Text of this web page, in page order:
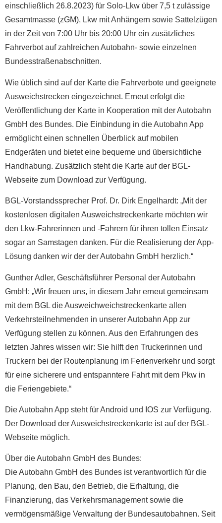
einschließlich 26.8.2023) für Solo-Lkw über 7,5 t zulässige
Gesamtmasse (zGM), Lkw mit Anhängern sowie Sattelzügen
in der Zeit von 7:00 Uhr bis 20:00 Uhr ein zusätzliches
Fahrverbot auf zahlreichen Autobahn- sowie einzelnen
Bundesstraßenabschnitten.
Wie üblich sind auf der Karte die Fahrverbote und geeignete
Ausweichstrecken eingezeichnet. Erneut erfolgt die
Veröffentlichung der Karte in Kooperation mit der Autobahn
GmbH des Bundes. Die Einbindung in die Autobahn App
ermöglicht einen schnellen Überblick auf mobilen
Endgeräten und bietet eine bequeme und übersichtliche
Handhabung. Zusätzlich steht die Karte auf der BGL-
Webseite zum Download zur Verfügung.
BGL-Vorstandssprecher Prof. Dr. Dirk Engelhardt: „Mit der
kostenlosen digitalen Ausweichstreckenkarte möchten wir
den Lkw-Fahrerinnen und -Fahrern für ihren tollen Einsatz
sogar an Samstagen danken. Für die Realisierung der App-
Lösung danken wir der der Autobahn GmbH herzlich.“
Gunther Adler, Geschäftsführer Personal der Autobahn
GmbH: „Wir freuen uns, in diesem Jahr erneut gemeinsam
mit dem BGL die Ausweichweichstreckenkarte allen
Verkehrsteilnehmenden in unserer Autobahn App zur
Verfügung stellen zu können. Aus den Erfahrungen des
letzten Jahres wissen wir: Sie hilft den Truckerinnen und
Truckern bei der Routenplanung im Ferienverkehr und sorgt
für eine sicherere und entspanntere Fahrt mit dem Pkw in
die Feriengebiete.“
Die Autobahn App steht für Android und IOS zur Verfügung.
Der Download der Ausweichstreckenkarte ist auf der BGL-
Webseite möglich.
Über die Autobahn GmbH des Bundes:
Die Autobahn GmbH des Bundes ist verantwortlich für die
Planung, den Bau, den Betrieb, die Erhaltung, die
Finanzierung, das Verkehrsmanagement sowie die
vermögensmäßige Verwaltung der Bundesautobahnen. Seit